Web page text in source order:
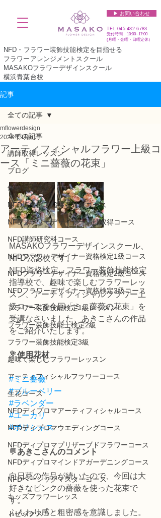
▶︎ お問い合わせ
TEL045-482-6783
受付時間 10:00~17:00​​​
(​月曜・金曜・日曜定休）
NFD・フラワー装飾技能検定を目指せる
フラワーアレンジメントスクール
MASAKOフラワーデザインスクール
横浜青葉台校
記事
全ての記事
講師取得レッスン
ブログ
体験レッスン
NFD資格検定指導者対象コース
NFDフラワーデザイナー講師取得コース
NFD講師研究科コース
NFDフラワーデザイナー資格検定1級コース
NFDフラワーデザイナー資格検定2級コース
NFDフラワーデザイナー資格検定3級コース
フラワー装飾技能検定1級レッスン
フラワー装飾技能士検定2級
フラワー装飾技能検定3級
趣味で楽しむフラワーレッスン
アーティフィシャルフラワーコース
生花コース
NFDディプロマアーティフィシャルコース
NFDディプロマウエディングコース
NFDディプロマプリザーブドフラワーコース
NFDディプロマインドアガーデニングコース
NFDベーシックマスターコース
キッズフラワーレッス
トピックス
全ての記事
アーティフィシャルフラワー上級コ
ース「ミニ薔薇の花束」
mflowerdesign
2025年9月6日
MASAKOフラワーデザインスクール、
NFD公認校です。
NFD資格検定、フラワー装飾技能検定
指導校で、趣味で楽しむフラワーレッ
スン、アーティフィシャルフラワー上
級コースで今回「ミニ薔薇の花束」を
受講なさいました、あきこさんの作品
をご紹介いたします。
💐使用花材
#ミニ薔薇
#ブルーベリー
#ラベンダー
#ユーカリ
#ポリシャス
💬あきこさんのコメント
向日葵の作品が続いたので、今回は大
好きなピンクの薔薇を使った花束で
す。
ふんわり感と粗密感を意識しました。